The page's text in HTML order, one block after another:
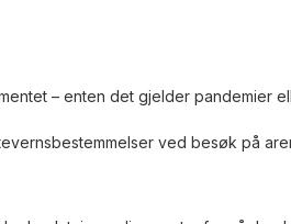
– enten det gjelder pandemier
ved besøk på